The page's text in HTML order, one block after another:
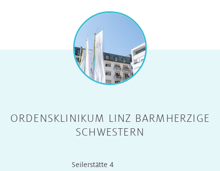
ORDENSKLINIKUM LINZ BARMHERZIGE
SCHWESTERN
Seilerstätte 4